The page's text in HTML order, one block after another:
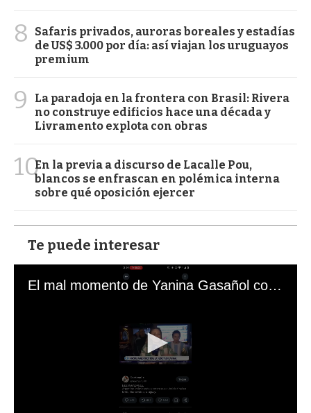
8
Safaris privados, auroras boreales y estadías
de US$ 3.000 por día: así viajan los uruguayos
premium
9
La paradoja en la frontera con Brasil: Rivera
no construye edificios hace una década y
Livramento explota con obras
10En la previa a discurso de Lacalle Pou,
blancos se enfrascan en polémica interna
sobre qué oposición ejercer
Te puede interesar
El mal momento de Yanina Gasañol con un hincha argentino en "Subrayado"